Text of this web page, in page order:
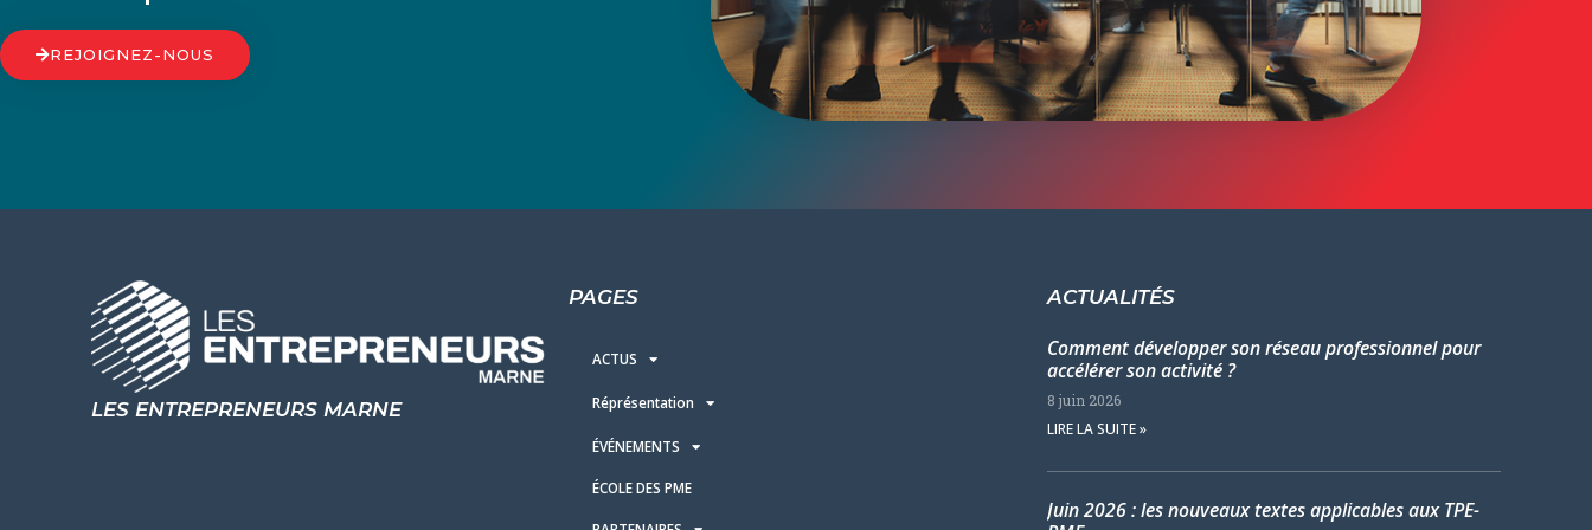
REJOIGNEZ-NOUS
LES ENTREPRENEURS MARNE
PAGES
ACTUS
Réprésentation
ÉVÉNEMENTS
ÉCOLE DES PME
ACTUALITÉS
Comment développer son réseau professionnel pour
accélérer son activité ?
8 juin 2026
LIRE LA SUITE »
Juin 2026 : les nouveaux textes applicables aux TPE-